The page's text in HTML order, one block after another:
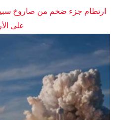
ارتطام جزء ضخم من صاروخ
على